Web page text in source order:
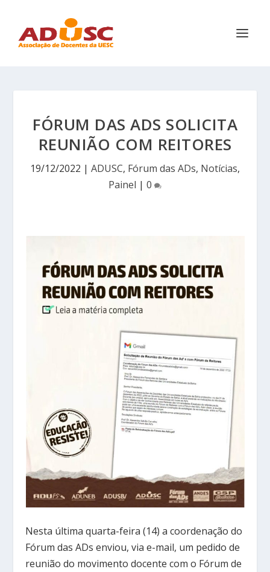
FÓRUM DAS ADS SOLICITA
REUNIÃO COM REITORES
19/12/2022 | ADUSC, Fórum das ADs, Notícias,
Painel | 0
Nesta última quarta-feira (14) a coordenação do
Fórum das ADs enviou, via e-mail, um pedido de
reunião do movimento docente com o Fórum de